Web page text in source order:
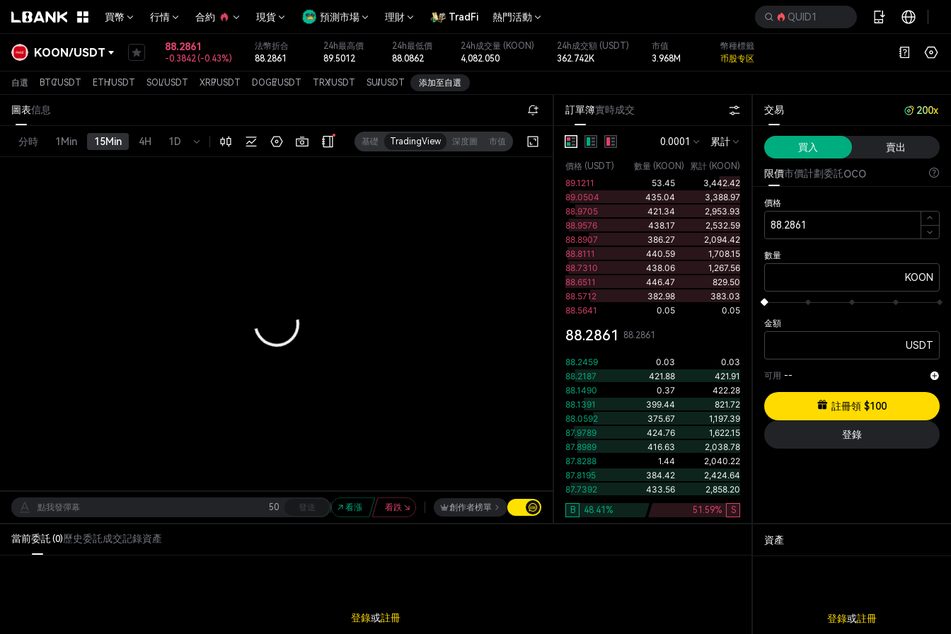
買幣 行情 合約 現貨 預測市場 理財 TradFi 熱門活動 QUID1
KOON/USDT 88.2861
-0.3842(-0.43%)
法幣折合
88.2861
24h最高價
89.5012
24h最低價
88.0862
24h成交量 (KOON)
4,082.050
24h成交額 (USDT)
362.742K
市值
3.968M
幣種標籤
币股专区
自選 BTC/USDT ETH/USDT SOL/USDT XRP/USDT DOGE/USDT TRX/USDT SUI/USDT 添加至自選
圖表信息
分時 1Min 15Min 4H 1D 基礎 TradingView 深度圖 市值
50 發送 看漲 看跌 創作者榜單
訂單簿實時成交
0.0001 累計
價格 (USDT) 數量 ( KOON) 累計 (KOON)
88.2861 88.2861
B 48.41 % 51.59% S
當前委託 (0)歷史委託成交記錄資產
登錄或註冊
交易 200x
買入 賣出
限價市價計劃委託OCO
價格
數量
KOON
金額
USDT
可用 --
登錄
註冊領 $100
資產
登錄或註冊